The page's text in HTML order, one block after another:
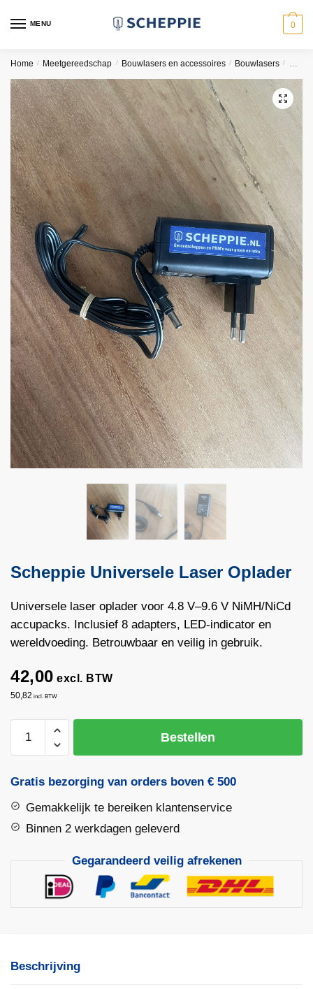
MENU 0
Home / Meetgereedschap / Bouwlasers en accessoires / Bouwlasers /
🔍
Scheppie Universele Laser Oplader
Universele laser oplader voor 4.8 V–9.6 V NiMH/NiCd
accupacks. Inclusief 8 adapters, LED-indicator en
wereldvoeding. Betrouwbaar en veilig in gebruik.
42,00 excl. BTW
50,82 incl. BTW
Universele
Oplader
Bestellen
Gratis bezorging van orders boven € 500
Gemakkelijk te bereiken klantenservice
Binnen 2 werkdagen geleverd
Gegarandeerd veilig afrekenen
Beschrijving